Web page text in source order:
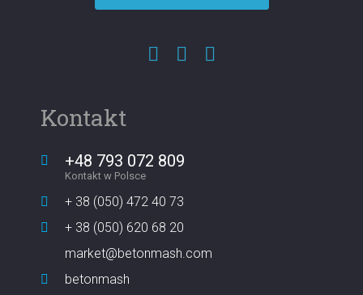
Kontakt
+48 793 072 809
Kontakt w Polsce
+ 38 (050) 472 40 73
+ 38 (050) 620 68 20
market@betonmash.com
betonmash